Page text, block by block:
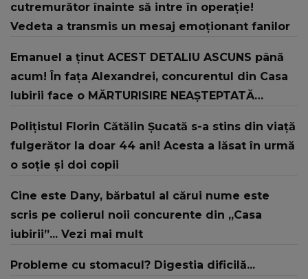
cutremurător înainte să intre în operație!
Vedeta a transmis un mesaj emoționant fanilor
Emanuel a ținut ACEST DETALIU ASCUNS până
acum! În fața Alexandrei, concurentul din Casa
Iubirii face o MĂRTURISIRE NEAȘTEPTATĂ
te iubesc pentru că..."
Polițistul Florin Cătălin Șucată s-a stins din viață
fulgerător la doar 44 ani! Acesta a lăsat în urmă
o soție și doi copii
Cine este Dany, bărbatul al cărui nume este
scris pe colierul noii concurente din „Casa
iubirii”... Vezi mai mult
Probleme cu stomacul? Digestia dificilă...